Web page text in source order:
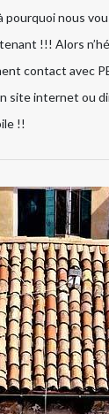
pourquoi nous
!!! Alors
contact avec
site internet ou
!!